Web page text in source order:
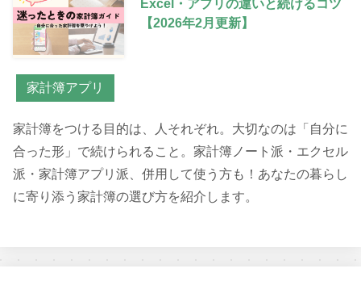
Excel・アプリの違いと続けるコツ
【2026年2月更新】
家計簿アプリ
家計簿をつける目的は、人それぞれ。大切なのは「自分に
合った形」で続けられること。家計簿ノート派・エクセル
派・家計簿アプリ派、併用して使う方も！あなたの暮らし
に寄り添う家計簿の選び方を紹介します。